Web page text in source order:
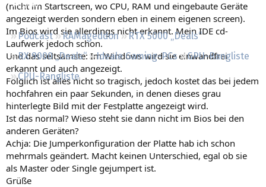
Regeln
Podcast RAMageddon
RTX 5000 „Deals“
RX 9000 „Deals“
Ideale Gaming-PCs
GPU-Rangliste
CPU-Rangliste
(nicht im Startscreen, wo CPU, RAM und eingebaute Geräte
angezeigt werden sondern eben in einem eigenen screen).
Im Bios wird sie allerdings nicht erkannt. Mein IDE cd-
Laufwerk jedoch schon.
Und das seltsamste: Im Windows wird sie einwandfrei
erkannt und auch angezeigt.
Folglich ist alles nicht so tragisch, jedoch kostet das bei jedem
hochfahren ein paar Sekunden, in denen dieses grau
hinterlegte Bild mit der Festplatte angezeigt wird.
Ist das normal? Wieso steht sie dann nicht im Bios bei den
anderen Geräten?
Achja: Die Jumperkonfiguration der Platte hab ich schon
mehrmals geändert. Macht keinen Unterschied, egal ob sie
als Master oder Single gejumpert ist.
Grüße